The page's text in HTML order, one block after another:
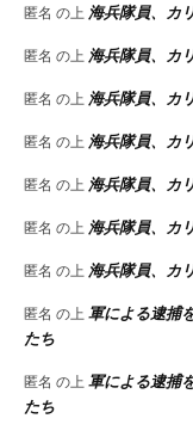
匿名 の上 海兵隊員、カ
匿名 の上 海兵隊員、カ
匿名 の上 海兵隊員、カ
匿名 の上 海兵隊員、カ
匿名 の上 海兵隊員、カ
匿名 の上 海兵隊員、カ
匿名 の上 海兵隊員、カ
匿名 の上 軍による逮捕
たち
匿名 の上 軍による逮捕
たち